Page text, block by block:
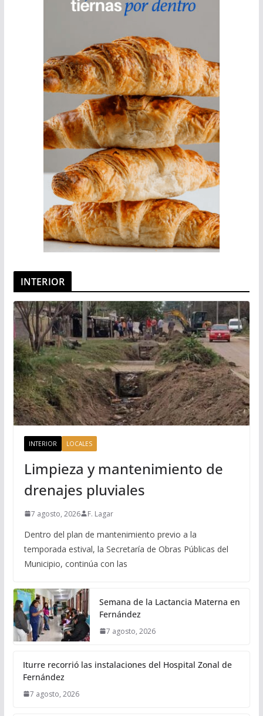
INTERIOR
INTERIOR LOCALES
Limpieza y mantenimiento de
drenajes pluviales
7 agosto, 2026 F. Lagar
Dentro del plan de mantenimiento previo a la
temporada estival, la Secretaría de Obras Públicas del
Municipio, continúa con las
Semana de la Lactancia Materna en
Fernández
7 agosto, 2026
Iturre recorrió las instalaciones del Hospital Zonal de
Fernández
7 agosto, 2026